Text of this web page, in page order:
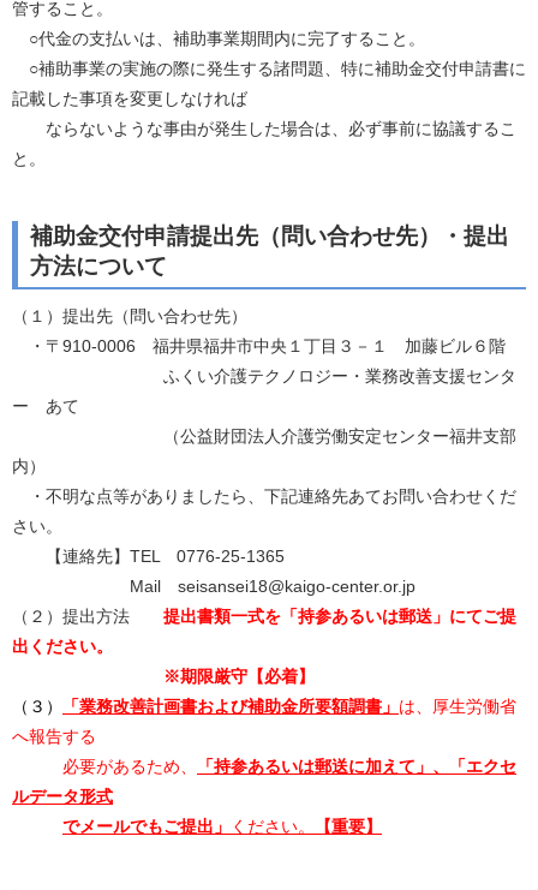
管すること。
○代金の支払いは、補助事業期間内に完了すること。
○補助事業の実施の際に発生する諸問題、特に補助金交付申請書に
記載した事項を変更しなければ
ならないような事由が発生した場合は、必ず事前に協議するこ
と。
補助金交付申請提出先（問い合わせ先）・提出
方法について
（１）提出先（問い合わせ先）
・〒910-0006 福井県福井市中央１丁目３－１ 加藤ビル６階
ふくい介護テクノロジー・業務改善支援センタ
ー あて
（公益財団法人介護労働安定センター福井支部
内）
・不明な点等がありましたら、下記連絡先あてお問い合わせくだ
さい。
【連絡先】TEL 0776-25-1365
Mail seisansei18@kaigo-center.or.jp
（２）提出方法 提出書類一式を「持参あるいは郵送」にてご提
出ください。
※期限厳守【必着】
（３）
「業務改善計画書および補助金所要額調書」 は、厚生労働省
へ報告する
必要があるため、
「持参あるいは郵送に加えて」、「エクセ
ルデータ形式
でメールでもご提出」
ください。 【重要】